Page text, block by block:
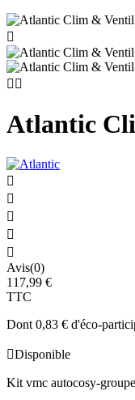

 
Atlantic





Avis(0)
117,99 €
TTC
Dont 0,83 € d'éco-
Disponible
Kit vmc autocosy-